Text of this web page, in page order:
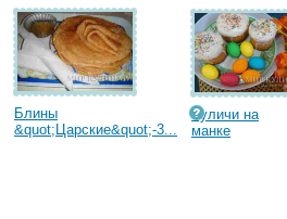
Блины
&quot;Царские&quot;-3...
Куличи на
манке